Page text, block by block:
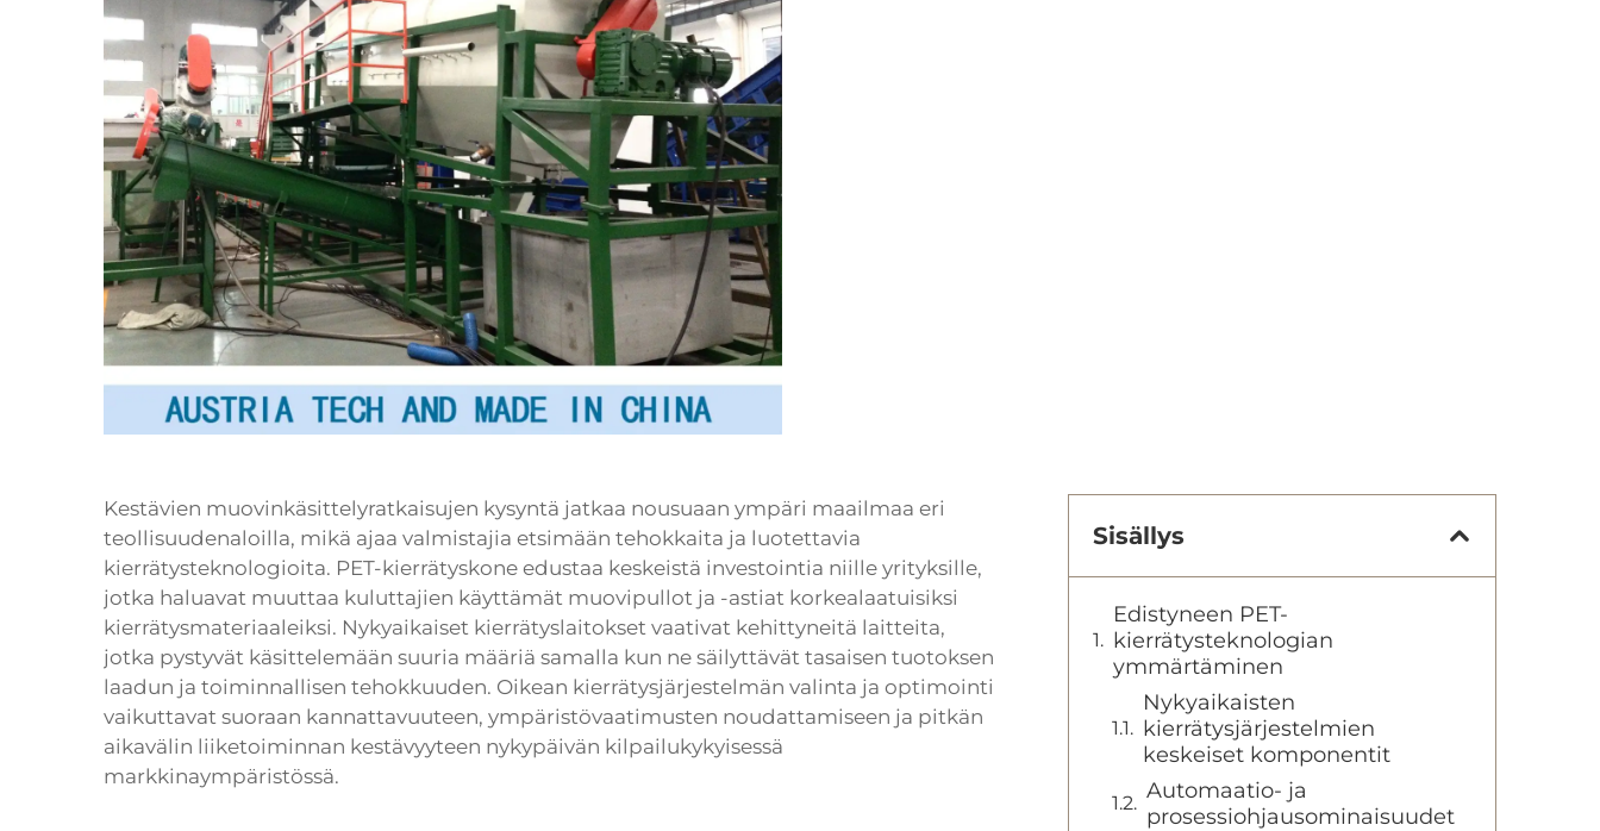
Kestävien muovinkäsittelyratkaisujen kysyntä jatkaa nousuaan ympäri maailmaa eri
teollisuudenaloilla, mikä ajaa valmistajia etsimään tehokkaita ja luotettavia
kierrätysteknologioita. PET-kierrätyskone edustaa keskeistä investointia niille yrityksille,
jotka haluavat muuttaa kuluttajien käyttämät muovipullot ja -astiat korkealaatuisiksi
kierrätysmateriaaleiksi. Nykyaikaiset kierrätyslaitokset vaativat kehittyneitä laitteita,
jotka pystyvät käsittelemään suuria määriä samalla kun ne säilyttävät tasaisen tuotoksen
laadun ja toiminnallisen tehokkuuden. Oikean kierrätysjärjestelmän valinta ja optimointi
vaikuttavat suoraan kannattavuuteen, ympäristövaatimusten noudattamiseen ja pitkän
aikavälin liiketoiminnan kestävyyteen nykypäivän kilpailukykyisessä
markkinaympäristössä.
Sisällys
Edistyneen PET-
kierrätysteknologian
ymmärtäminen
Nykyaikaisten
kierrätysjärjestelmien
keskeiset komponentit
Automaatio- ja
prosessiohjausominaisuudet